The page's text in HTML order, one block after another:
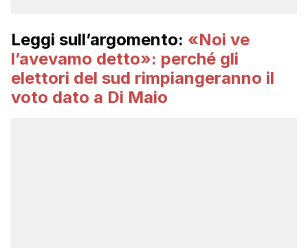
Leggi sull’argomento: «Noi ve
l’avevamo detto»: perché gli
elettori del sud rimpiangeranno il
voto dato a Di Maio